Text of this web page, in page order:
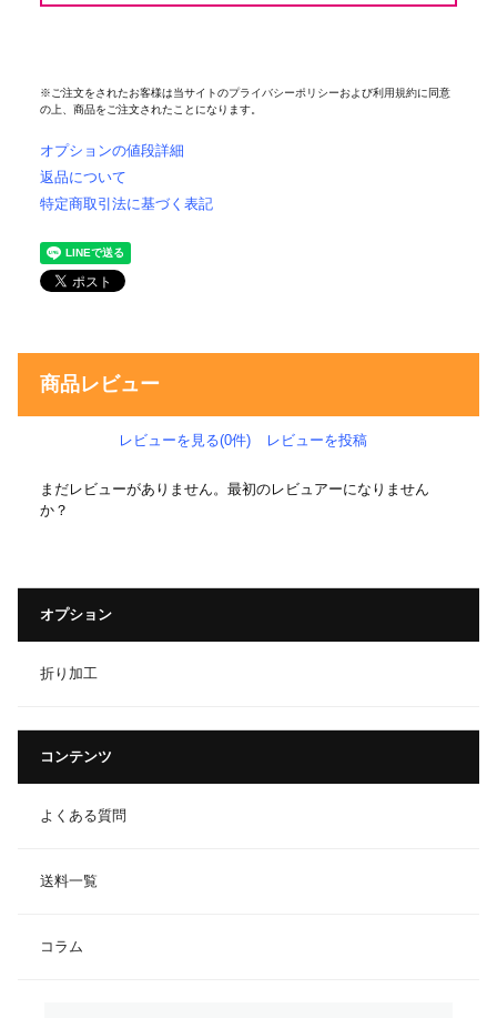
※ご注文をされたお客様は当サイトのプライバシーポリシーおよび利用規約に同意
の上、商品をご注文されたことになります。
オプションの値段詳細
返品について
特定商取引法に基づく表記
商品レビュー
レビューを見る(0件) レビューを投稿
まだレビューがありません。最初のレビュアーになりません
か？
オプション
折り加工
コンテンツ
よくある質問
送料一覧
コラム